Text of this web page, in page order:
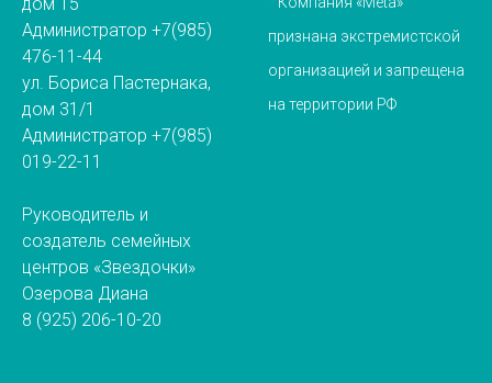
Администратор +7(985)
476-11-44
ул. Бориса Пастернака,
дом 31/1
Администратор +7(985)
019-22-11
Руководитель и
создатель семейных
центров «Звездочки»
Озерова Диана
8 (925) 206-10-20
признана экстремистской
организацией и запрещена
на территории РФ